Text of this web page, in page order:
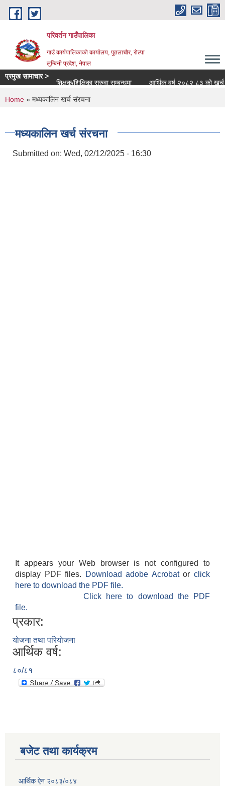
Skip to main content
परिवर्तन गाउँपालिका
गाउँ कार्यपालिकाको कार्यालय, पुतलाचौर, रोल्पा
लुम्बिनी प्रदेश, नेपाल
प्रमुख सामाचार >
शिक्षक/शिक्षिका सरुवा सम्बन्धमा
आर्थिक वर्ष २०८२ ८३ को खर्च
You are here
Home » मध्यकालिन खर्च संरचना
मध्यकालिन खर्च संरचना
Submitted on: Wed, 02/12/2025 - 16:30
It appears your Web browser is not configured to
display PDF files.
Download adobe Acrobatorclick
here to download the PDF file.
Click here to download the PDF
file.
प्रकार:
योजना तथा परियोजना
आर्थिक वर्ष:
८०/८१
बजेट तथा कार्यक्रम
आर्थिक ऐन २०८३/०८४